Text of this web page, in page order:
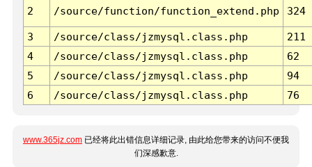
2 /source/function/function_extend.php 324
3 /source/class/jzmysql.class.php
211
4
/source/class/jzmysql.class.php
62
5
/source/class/jzmysql.class.php
94
6
/source/class/jzmysql.class.php 76
www.365jz.com 已经将此出错信息详细记录, 由此给您带来的访问不便我
们深感歉意.